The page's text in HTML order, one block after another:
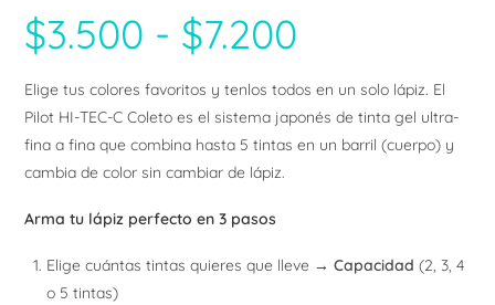
$3.500 - $7.200
$3.500
hasta
$7.200
Elige tus colores favoritos y tenlos todos en un solo lápiz. El
Pilot HI-TEC-C Coleto es el sistema japonés de tinta gel ultra-
fina a fina que combina hasta 5 tintas en un barril (cuerpo) y
cambia de color sin cambiar de lápiz.
Arma tu lápiz perfecto en 3 pasos
Elige cuántas tintas quieres que lleve →Capacidad (2, 3, 4
o 5 tintas)